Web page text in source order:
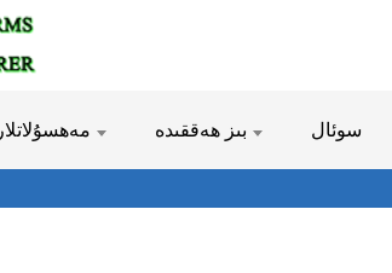
مەھسۇلاتلار بىز ھەققىدە سوئال